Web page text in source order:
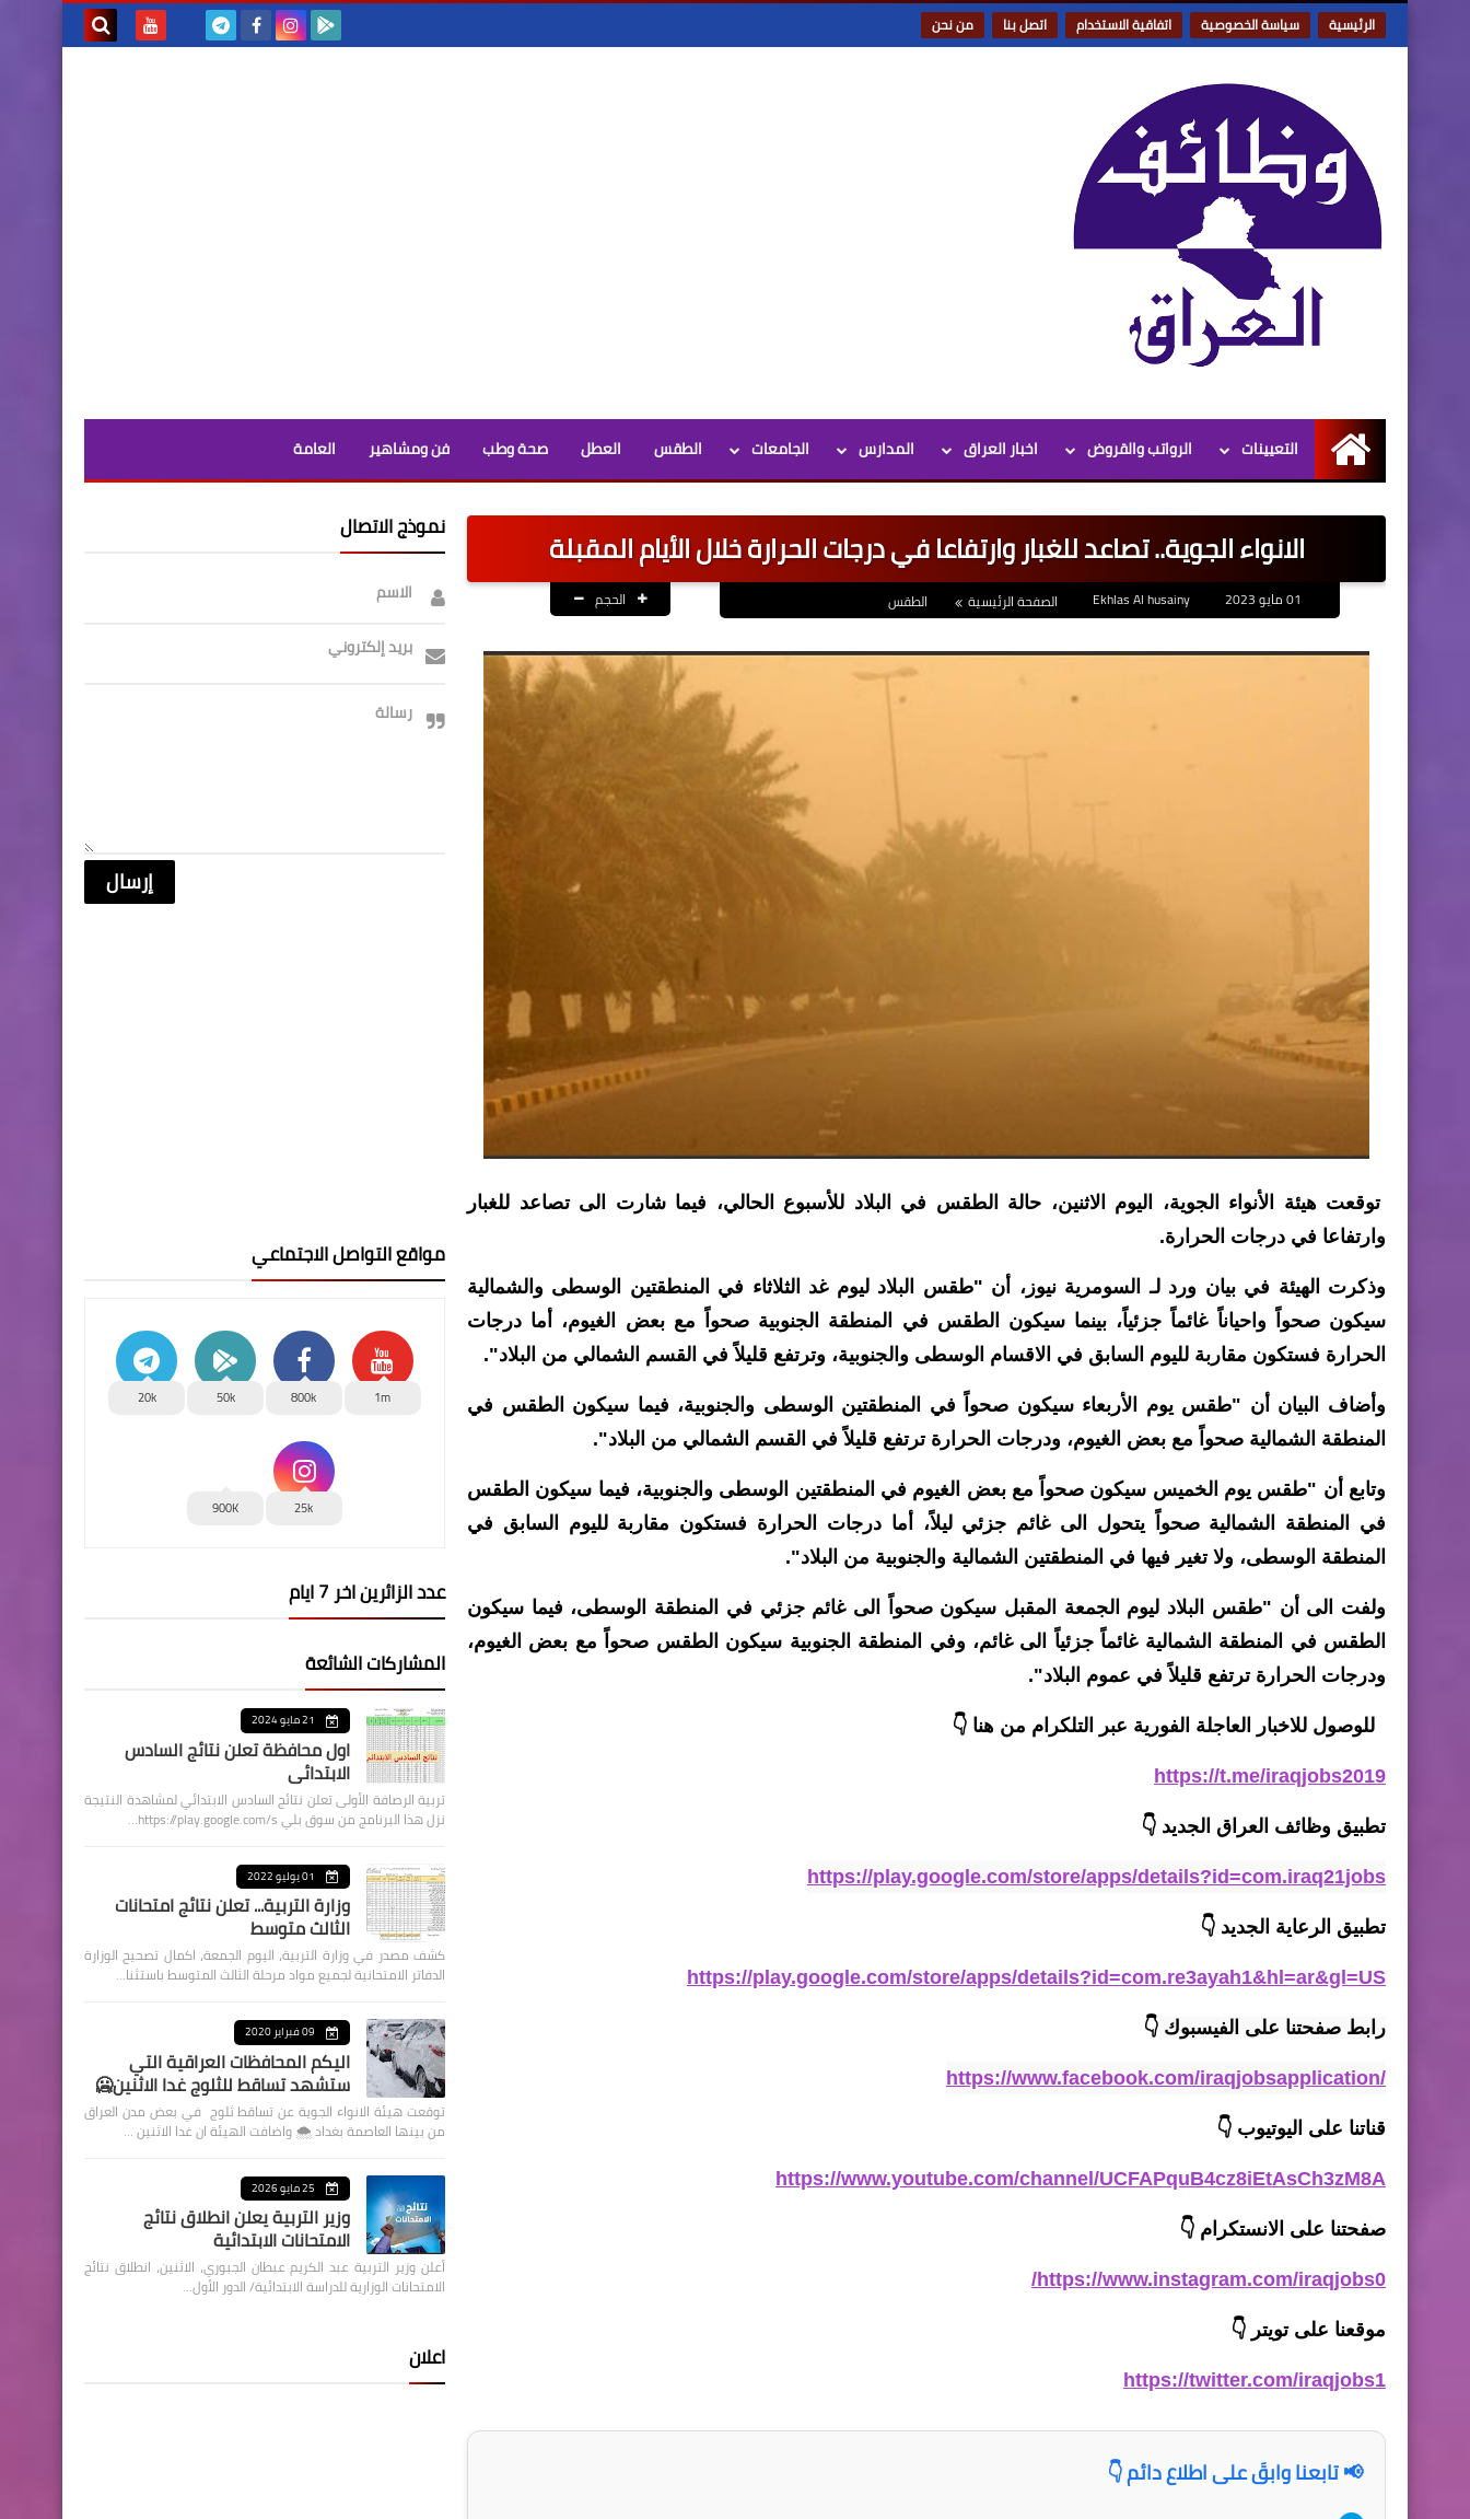
الرئيسية سياسة الخصوصية اتفاقية الاستخدام اتصل بنا من نحن
الرئيسية
التعيينات الرواتب والقروض اخبار العراق المدارس الجامعات الطقس العطل صحة وطب فن ومشاهير العامة
الانواء الجوية.. تصاعد للغبار وارتفاعا في درجات الحرارة خلال الأيام المقبلة
Ekhlas Al husainy الصفحة الرئيسية الطقس الحجم
توقعت هيئة الأنواء الجوية، اليوم الاثنين، حالة الطقس في البلاد للأسبوع الحالي، فيما شارت الى تصاعد للغبار
وارتفاعا في درجات الحرارة.
وذكرت الهيئة في بيان ورد لـ السومرية نيوز، أن "طقس البلاد ليوم غد الثلاثاء في المنطقتين الوسطى والشمالية
سيكون صحواً واحياناً غائماً جزئياً، بينما سيكون الطقس في المنطقة الجنوبية صحواً مع بعض الغيوم، أما درجات
الحرارة فستكون مقاربة لليوم السابق في الاقسام الوسطى والجنوبية، وترتفع قليلاً في القسم الشمالي من البلاد".
وأضاف البيان أن "طقس يوم الأربعاء سيكون صحواً في المنطقتين الوسطى والجنوبية، فيما سيكون الطقس في
المنطقة الشمالية صحواً مع بعض الغيوم، ودرجات الحرارة ترتفع قليلاً في القسم الشمالي من البلاد".
وتابع أن "طقس يوم الخميس سيكون صحواً مع بعض الغيوم في المنطقتين الوسطى والجنوبية، فيما سيكون الطقس
في المنطقة الشمالية صحواً يتحول الى غائم جزئي ليلاً، أما درجات الحرارة فستكون مقاربة لليوم السابق في
المنطقة الوسطى، ولا تغير فيها في المنطقتين الشمالية والجنوبية من البلاد".
ولفت الى أن "طقس البلاد ليوم الجمعة المقبل سيكون صحواً الى غائم جزئي في المنطقة الوسطى، فيما سيكون
الطقس في المنطقة الشمالية غائماً جزئياً الى غائم، وفي المنطقة الجنوبية سيكون الطقس صحواً مع بعض الغيوم،
ودرجات الحرارة ترتفع قليلاً في عموم البلاد".
للوصول للاخبار العاجلة الفورية عبر التلكرام من هنا 👇
https://t.me/iraqjobs2019
تطبيق وظائف العراق الجديد 👇
https://play.google.com/store/apps/details?id=com.iraq21jobs
تطبيق الرعاية الجديد 👇
https://play.google.com/store/apps/details?id=com.re3ayah1&hl=ar&gl=US
رابط صفحتنا على الفيسبوك 👇
https://www.facebook.com/iraqjobsapplication/
قناتنا على اليوتيوب 👇
https://www.youtube.com/channel/UCFAPquB4cz8iEtAsCh3zM8A
صفحتنا على الانستكرام 👇
https://www.instagram.com/iraqjobs0/
موقعنا على تويتر 👇
https://twitter.com/iraqjobs1
📢 تابعنا وابقَ على اطلاع دائم 👇
نموذج الاتصال
الاسم
بريد إلكتروني
رسالة
مواقع التواصل الاجتماعي
1m
800k
50k
20k
25k
900K
عدد الزائرين اخر 7 ايام
المشاركات الشائعة
21 مايو 2024
اول محافظة تعلن نتائج السادس
الابتدائي
تربية الرصافة الأولى تعلن نتائج السادس الابتدائي لمشاهدة النتيجة
نزل هذا البرنامج من سوق بلي https://play.google.com/s…
01 يوليو 2022
وزارة التربية... تعلن نتائج امتحانات
الثالث متوسط
كشف مصدر في وزارة التربية، اليوم الجمعة، اكمال تصحيح الوزارة
الدفاتر الامتحانية لجميع مواد مرحلة الثالث المتوسط باستثنا…
09 فبراير 2020
اليكم المحافظات العراقية التي
ستشهد تساقط للثلوج غدا الاثنين🥶
توقعت هيئة الانواء الجوية عن تساقط ثلوج في بعض مدن العراق
من بينها العاصمة بغداد ⁦🌨️⁩ واضافت الهيئة ان غدا الاثنين …
25 مايو 2026
وزير التربية يعلن انطلاق نتائج
الامتحانات الابتدائية
أعلن وزير التربية عبد الكريم عبطان الجبوري، الاثنين، انطلاق نتائج
الامتحانات الوزارية للدراسة الابتدائية/ الدور الأول…
اعلان